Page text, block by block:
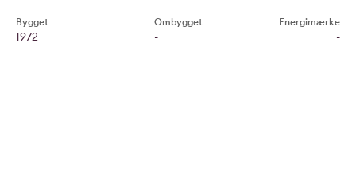
Bygget
1972
Ombygget
-
Energimærke
-